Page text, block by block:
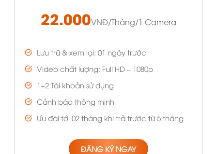
22.000VNĐ/Tháng/1 Camera
Lưu trữ & xem lại: 01 ngày trước
Video chất lượng: Full HD – 1080p
1+2 Tài khoản sử dụng
Cảnh báo thông minh
Ưu đãi tới 02 tháng khi trả trước từ 5 tháng
ĐĂNG KÝ NGAY